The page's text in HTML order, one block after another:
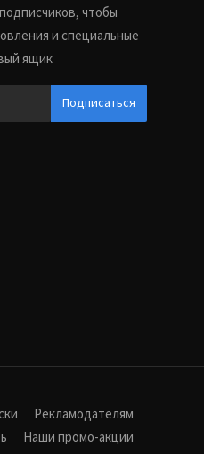
чтобы
и специальные
ящик
Подписаться
Рекламодателям
Наши промо-акции